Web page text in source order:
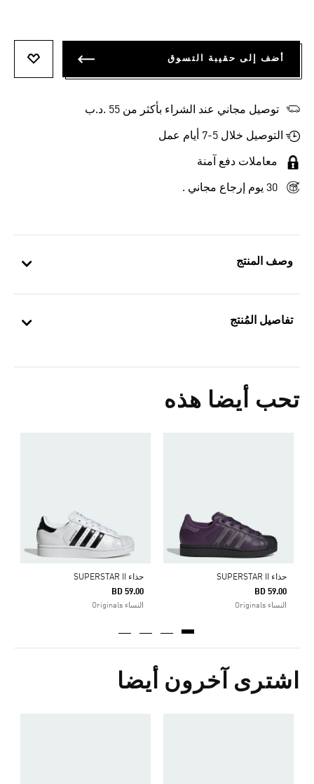
وصف المنتج
تفاصيل المُنتج
تحب أيضا هذه
حذاء SUPERSTAR II
BD 59.00
النساء Originals
حذاء SUPERSTAR II
BD 59.00
النساء Originals
اشترى آخرون أيضا
أضف إلى حقيبة التسوق
توصيل مجاني عند الشراء بأكثر من 55 .د.ب‎
التوصيل خلال 5-7 أيام عمل
معاملات دفع آمنة